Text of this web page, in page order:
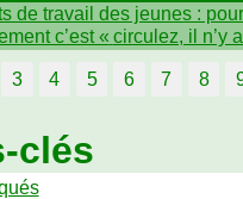
de travail des jeunes :
c’est « circulez, il n’y
3 4 5 6 7 8
clés